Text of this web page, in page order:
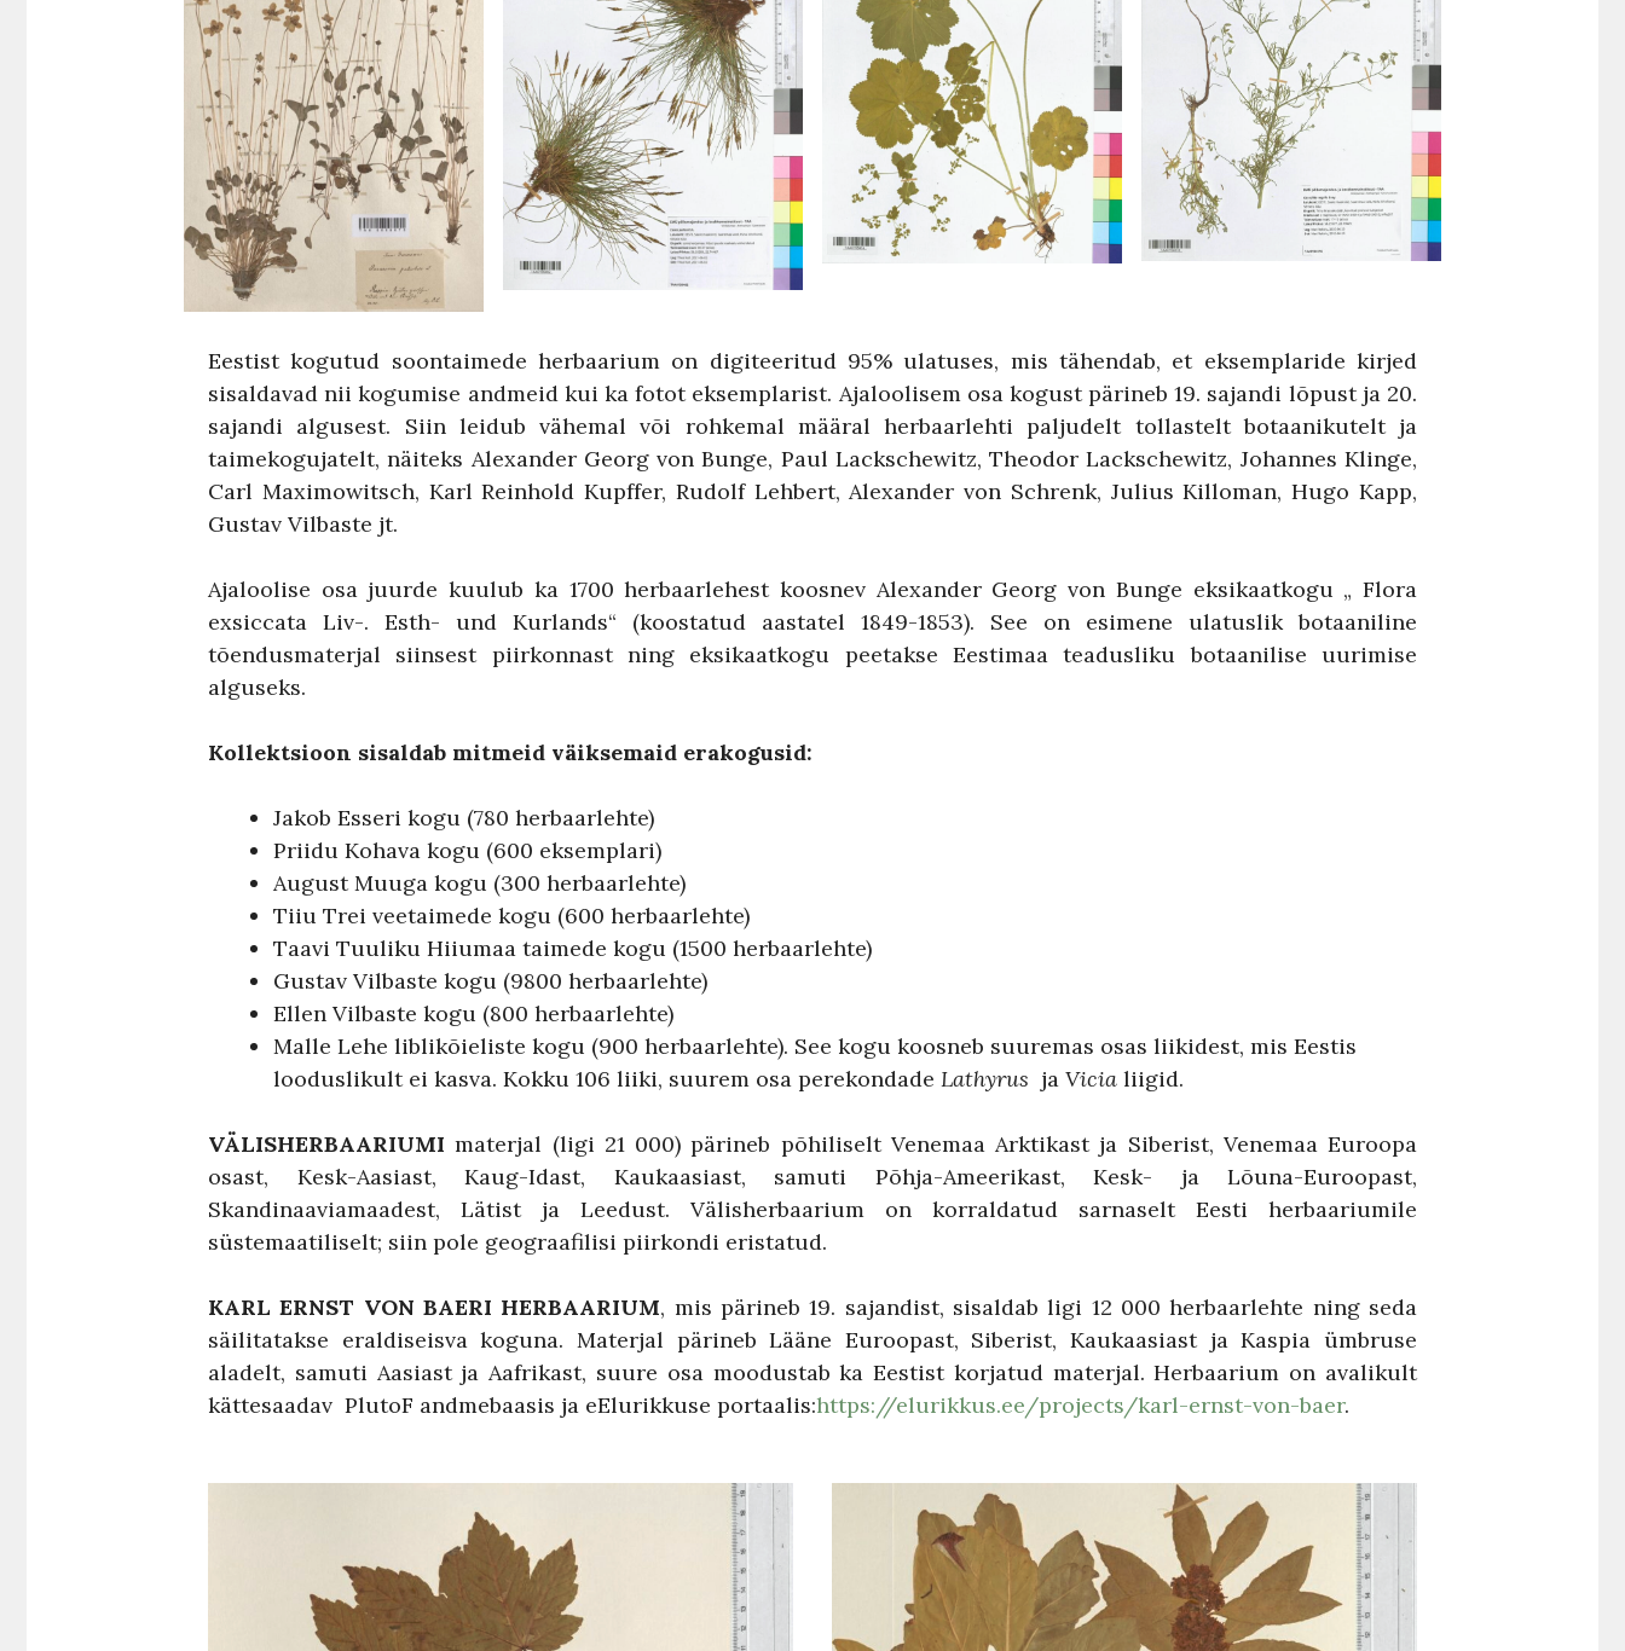
Eestist kogutud soontaimede herbaarium on digiteeritud 95% ulatuses, mis tähendab, et eksemplaride kirjed
sisaldavad nii kogumise andmeid kui ka fotot eksemplarist. Ajaloolisem osa kogust pärineb 19. sajandi lõpust ja 20.
sajandi algusest. Siin leidub vähemal või rohkemal määral herbaarlehti paljudelt tollastelt botaanikutelt ja
taimekogujatelt, näiteks Alexander Georg von Bunge, Paul Lackschewitz, Theodor Lackschewitz, Johannes Klinge,
Carl Maximowitsch, Karl Reinhold Kupffer, Rudolf Lehbert, Alexander von Schrenk, Julius Killoman, Hugo Kapp,
Gustav Vilbaste jt.
Ajaloolise osa juurde kuulub ka 1700 herbaarlehest koosnev Alexander Georg von Bunge eksikaatkogu „ Flora
exsiccata Liv-. Esth- und Kurlands“ (koostatud aastatel 1849-1853). See on esimene ulatuslik botaaniline
tõendusmaterjal siinsest piirkonnast ning eksikaatkogu peetakse Eestimaa teadusliku botaanilise uurimise
alguseks.
Kollektsioon sisaldab mitmeid väiksemaid erakogusid:
Jakob Esseri kogu (780 herbaarlehte)
Priidu Kohava kogu (600 eksemplari)
August Muuga kogu (300 herbaarlehte)
Tiiu Trei veetaimede kogu (600 herbaarlehte)
Taavi Tuuliku Hiiumaa taimede kogu (1500 herbaarlehte)
Gustav Vilbaste kogu (9800 herbaarlehte)
Ellen Vilbaste kogu (800 herbaarlehte)
Malle Lehe liblikõieliste kogu (900 herbaarlehte). See kogu koosneb suuremas osas liikidest, mis Eestis
looduslikult ei kasva. Kokku 106 liiki, suurem osa perekondade Lathyrus ja Vicia liigid.
VÄLISHERBAARIUMI materjal (ligi 21 000) pärineb põhiliselt Venemaa Arktikast ja Siberist, Venemaa Euroopa
osast, Kesk-Aasiast, Kaug-Idast, Kaukaasiast, samuti Põhja-Ameerikast, Kesk- ja Lõuna-Euroopast,
Skandinaaviamaadest, Lätist ja Leedust. Välisherbaarium on korraldatud sarnaselt Eesti herbaariumile
süstemaatiliselt; siin pole geograafilisi piirkondi eristatud.
KARL ERNST VON BAERI HERBAARIUM, mis pärineb 19. sajandist, sisaldab ligi 12 000 herbaarlehte ning seda
säilitatakse eraldiseisva koguna. Materjal pärineb Lääne Euroopast, Siberist, Kaukaasiast ja Kaspia ümbruse
aladelt, samuti Aasiast ja Aafrikast, suure osa moodustab ka Eestist korjatud materjal. Herbaarium on avalikult
kättesaadav PlutoF andmebaasis ja eElurikkuse portaalis:https://elurikkus.ee/projects/karl-ernst-von-baer.